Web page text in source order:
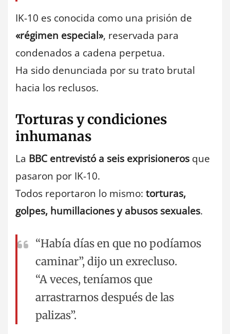
IK-10 es conocida como una prisión de
«régimen especial», reservada para
condenados a cadena perpetua.
Ha sido denunciada por su trato brutal
hacia los reclusos.
Torturas y condiciones
inhumanas
La BBC entrevistó a seis exprisioneros que
pasaron por IK-10.
Todos reportaron lo mismo: torturas,
golpes, humillaciones y abusos sexuales.
“Había días en que no podíamos
caminar”, dijo un exrecluso.
“A veces, teníamos que
arrastrarnos después de las
palizas”.